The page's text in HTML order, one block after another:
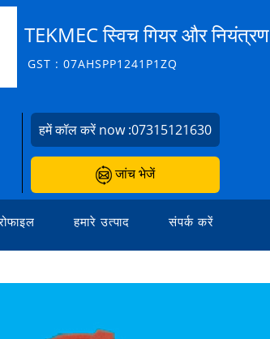
TEKMEC स्विच गियर और नियंत्रण
GST : 07AHSPP1241P1ZQ
हमें कॉल करें now :07315121630
जांच भेजें
हमारे उत्पाद संपर्क करें